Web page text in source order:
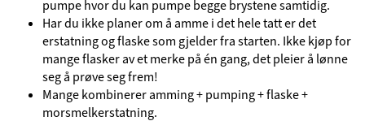
pumpe hvor du kan pumpe begge brystene samtidig.
Har du ikke planer om å amme i det hele tatt er det
erstatning og flaske som gjelder fra starten. Ikke kjøp for
mange flasker av et merke på én gang, det pleier å lønne
seg å prøve seg frem!
Mange kombinerer amming + pumping + flaske +
morsmelkerstatning.